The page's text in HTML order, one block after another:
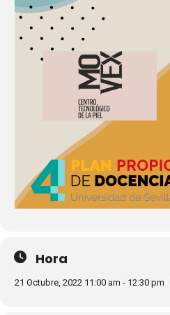
Hora
21 Octubre, 2022 11:00 am - 12:30 pm